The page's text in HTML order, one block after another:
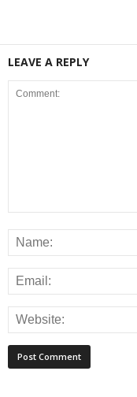
LEAVE A REPLY